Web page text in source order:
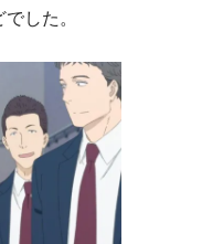
した。